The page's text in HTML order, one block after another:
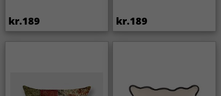
kr.189 kr.189